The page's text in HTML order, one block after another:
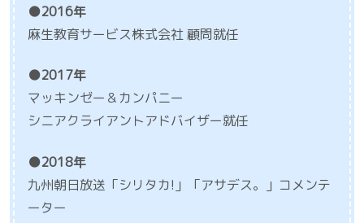
●2016年
麻生教育サービス株式会社 顧問就任
●2017年
マッキンゼー＆カンパニー
シニアクライアントアドバイザー就任
●2018年
九州朝日放送「シリタカ!」「アサデス。」コメンテ
ーター